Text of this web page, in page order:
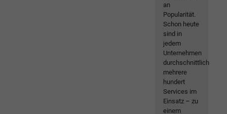
an
Popularität.
Schon heute
sind in
jedem
Unternehmen
durchschnittlich
mehrere
hundert
Services im
Einsatz – zu
einem